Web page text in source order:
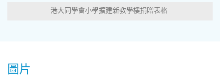
港大同學會小學擴建新教學樓捐贈表格
圖片